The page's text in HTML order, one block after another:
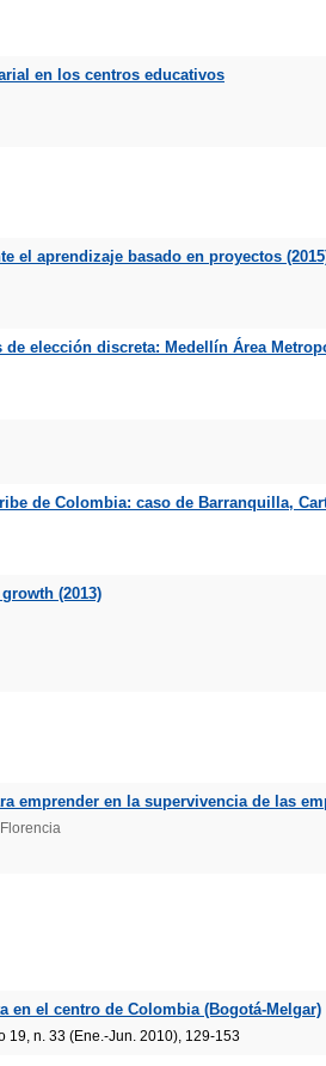
en los centros educativos
el aprendizaje basado en proyectos
elección discreta: Medellín Área
de Colombia: caso de Barranquilla,
(2013)
emprender en la supervivencia de las
el centro de Colombia (Bogotá-Melgar)
19, n. 33 (Ene.-Jun. 2010), 129-153